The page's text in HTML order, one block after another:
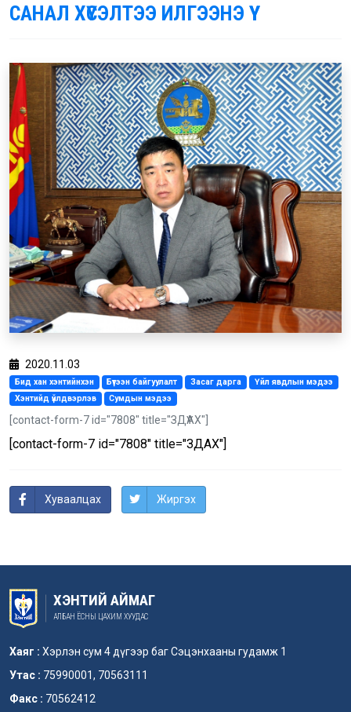
САНАЛ ХҮСЭЛТЭЭ ИЛГЭЭНЭ ҮҮ
2020.11.03
Бид хан хэнтийнхэн Бүтээн байгуулалт Засаг дарга
Үйл явдлын мэдээ
Хэнтийд үйлдвэрлэв
Сумдын мэдээ
[contact-form-7 id="7808" title="ЗДҮАХ"]
[contact-form-7 id="7808" title="ЗДҮАХ"]
Хуваалцах Жиргэх
ХЭНТИЙ АЙМАГ
АЛБАН ЁСНЫ ЦАХИМ ХУУДАС
Хаяг : Хэрлэн сум 4 дүгээр баг Сэцэнхааны гудамж 1
Утас : 75990001, 70563111
Факс : 70562412